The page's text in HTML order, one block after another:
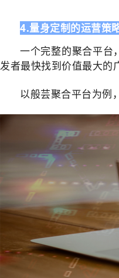
4.量身定制的运营策
一个完整的聚合平台
发者最快找到价值最大的
以般芸聚合平台为例